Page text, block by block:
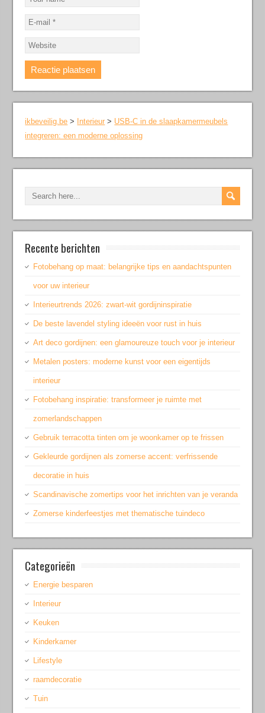
ikbeveilig.be > Interieur > USB-C in de slaapkamermeubels
integreren: een moderne oplossing
Recente berichten
Fotobehang op maat: belangrijke tips en aandachtspunten
voor uw interieur
Interieurtrends 2026: zwart-wit gordijninspiratie
De beste lavendel styling ideeën voor rust in huis
Art deco gordijnen: een glamoureuze touch voor je interieur
Metalen posters: moderne kunst voor een eigentijds
interieur
Fotobehang inspiratie: transformeer je ruimte met
zomerlandschappen
Gebruik terracotta tinten om je woonkamer op te frissen
Gekleurde gordijnen als zomerse accent: verfrissende
decoratie in huis
Scandinavische zomertips voor het inrichten van je veranda
Zomerse kinderfeestjes met thematische tuindeco
Categorieën
Energie besparen
Interieur
Keuken
Kinderkamer
Lifestyle
raamdecoratie
Tuin